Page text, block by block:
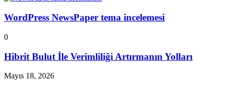
WordPress NewsPaper tema incelemesi
0
Hibrit Bulut İle Verimliliği Artırmanın Yolları
Mayıs 18, 2026